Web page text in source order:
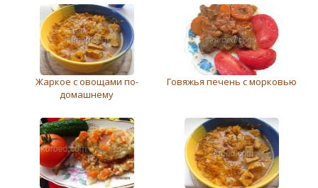
Жаркое с овощами по-
домашнему
Говяжья печень с морковью